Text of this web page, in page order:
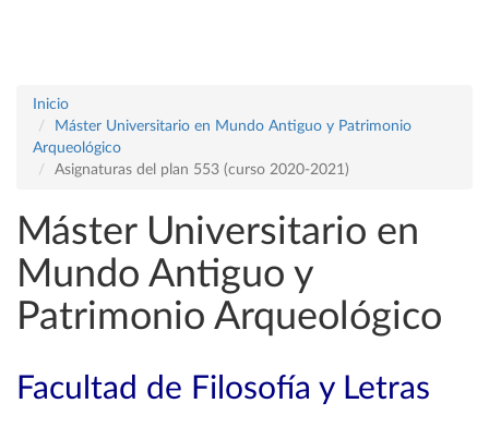
Inicio
Máster Universitario en Mundo Antiguo y Patrimonio
Arqueológico
Asignaturas del plan 553 (curso 2020-2021)
Máster Universitario en
Mundo Antiguo y
Patrimonio Arqueológico
Facultad de Filosofía y Letras